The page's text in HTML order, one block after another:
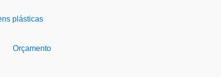
Orçamento